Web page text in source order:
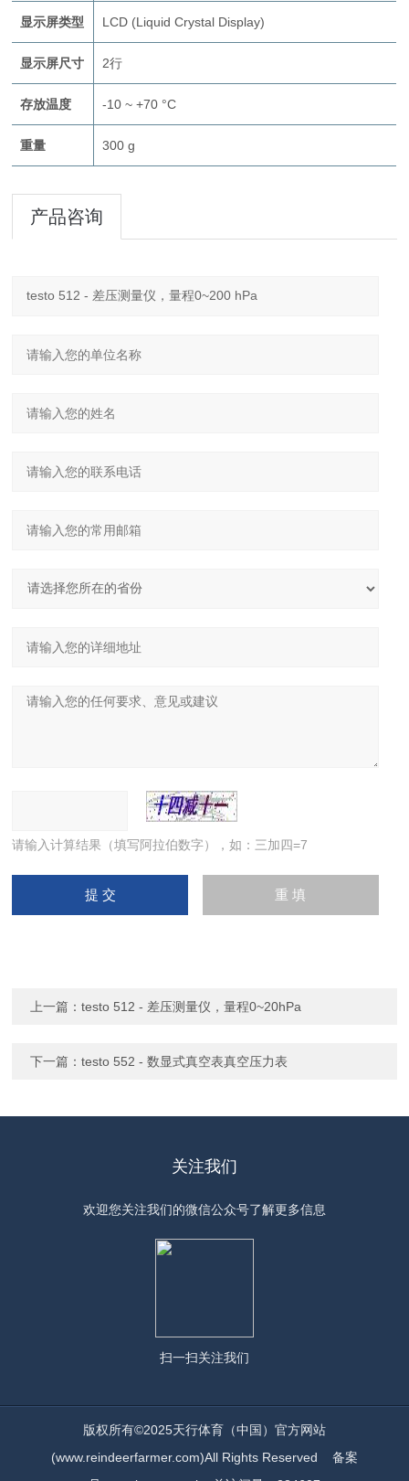
显示屏类型 LCD (Liquid Crystal Display)
显示屏尺寸 2行
存放温度 -10 ~ +70 °C
重量 300 g
产品咨询
请输入计算结果（填写阿拉伯数字），如：三加四=7
上一篇：testo 512 - 差压测量仪，量程0~20hPa
下一篇：testo 552 - 数显式真空表真空压力表
关注我们
欢迎您关注我们的微信公众号了解更多信息
扫一扫关注我们
版权所有©2025天行体育（中国）官方网站
(www.reindeerfarmer.com)All Rights Reserved 备案